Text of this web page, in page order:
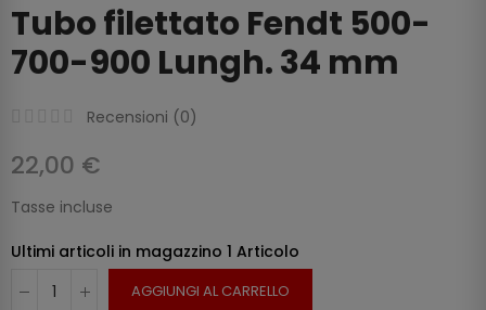
Tubo filettato Fendt 500-
700-900 Lungh. 34 mm
Recensioni (0)
22,00 €
Tasse incluse
Ultimi articoli in magazzino 1 Articolo
AGGIUNGI AL CARRELLO